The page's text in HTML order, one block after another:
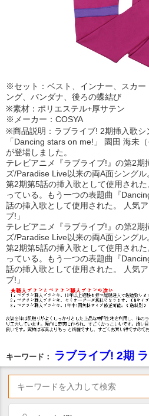
※セット：ベスト、インナー、スカー
ング、バンダナ、後ろの蝶結び
※素材：ポリエステル+厚サテン
※メーカー：COSYA
※商品説明：ラブライブ! 2期挿入歌シ
「Dancing stars on me!」 園田 海未
が登場しました。
テレビアニメ『ラブライブ!』の第2期
ズ/Paradise Live以来の両A面シング
第2期第5話の挿入歌として使用され
っている。もう一つの表題曲『
話の挿入歌として使用された。 人気
ブ!」
テレビアニメ『ラブライブ!』の第2期
ズ/Paradise Live以来の両A面シング
第2期第5話の挿入歌として使用され
っている。もう一つの表題曲『
話の挿入歌として使用された。 人気
ブ!」
キーワード： ラブライブ! 2期